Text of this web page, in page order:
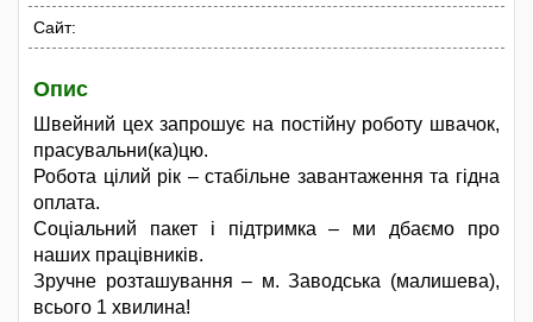
Сайт:
Опис
Швейний цех запрошує на постійну роботу швачок,
прасувальни(ка)цю.
Робота цілий рік – стабільне завантаження та гідна
оплата.
Соціальний пакет і підтримка – ми дбаємо про
наших працівників.
Зручне розташування – м. Заводська (малишева),
всього 1 хвилина!